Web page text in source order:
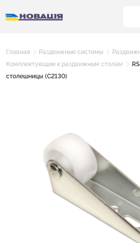
Главная Раздвижные системы
Комплектующие к раздвижным столам
столешницы (C2130)